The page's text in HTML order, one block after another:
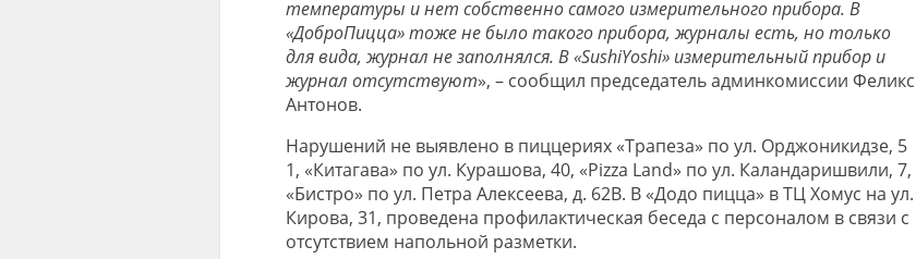
температуры и нет собственно самого измерительного прибора. В
«ДоброПицца» тоже не было такого прибора, журналы есть, но только
для вида, журнал не заполнялся. В «SushiYoshi» измерительный прибор и
журнал отсутствуют», – сообщил председатель админкомиссии Феликс
Антонов.
Нарушений не выявлено в пиццериях «Трапеза» по ул. ​Орджоникидзе, 5​
1, «Китагава» по ул. Курашова, 40, «Pizza Land» ​по ул. Каландаришвили, 7,
«Бистро» по ул. Петра Алексеева, д. 62В. В «Додо пицца» в ТЦ Хомус на ул.
​Кирова, 31, проведена профилактическая беседа с персоналом в связи с
отсутствием напольной разметки.